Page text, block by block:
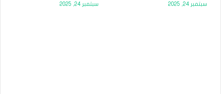
سبتمبر 24, 2025 سبتمبر 24, 2025